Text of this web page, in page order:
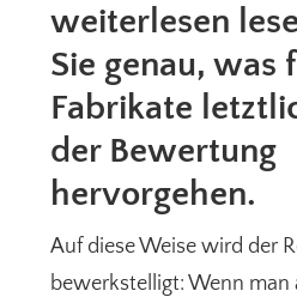
weiterlesen
Sie genau, was
Fabrikate
der Bewertung
hervorgehen.
Auf diese Weise wird der
bewerkstelligt: Wenn man